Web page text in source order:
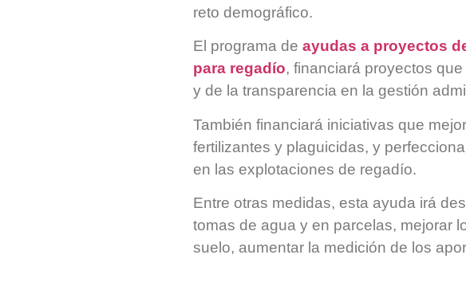
reto demográfico.
El programa de ayudas a proyectos
para regadío, financiará proyectos
y de la transparencia en la gestión
También financiará iniciativas que
fertilizantes y plaguicidas, y
en las explotaciones de regadío.
Entre otras medidas, esta ayuda irá
tomas de agua y en parcelas, mejorar
suelo, aumentar la medición de los